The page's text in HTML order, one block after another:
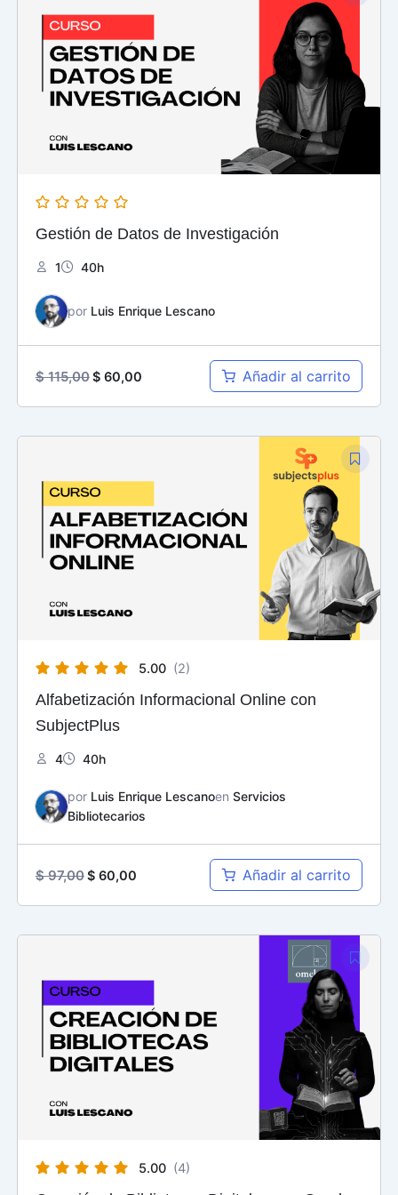
Gestión de Datos de Investigación
1 40h
por Luis Enrique Lescano
$115,00
original
era:
$ 115,00.
$60,00
actual
es:
$ 60,00.
Añadir al carrito
5.00 (2)
Alfabetización Informacional Online con
SubjectPlus
4 40h
por Luis Enrique Lescanoen Servicios
Bibliotecarios
$97,00
original
era:
$ 97,00.
$60,00
actual
es:
$ 60,00.
Añadir al carrito
5.00 (4)
original
era:
$ 110,00.
actual
es:
$ 60,00.